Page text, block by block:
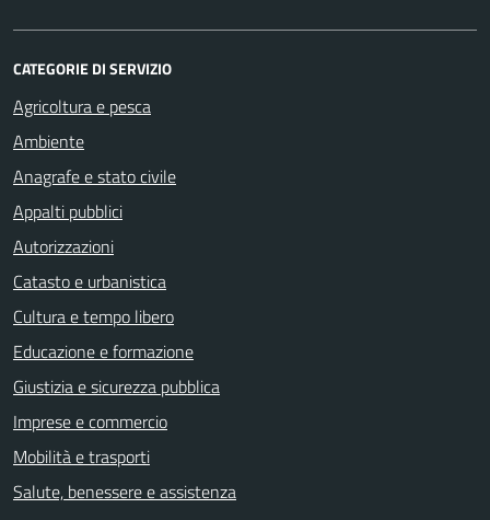
CATEGORIE DI SERVIZIO
Agricoltura e pesca
Ambiente
Anagrafe e stato civile
Appalti pubblici
Autorizzazioni
Catasto e urbanistica
Cultura e tempo libero
Educazione e formazione
Giustizia e sicurezza pubblica
Imprese e commercio
Mobilità e trasporti
Salute, benessere e assistenza